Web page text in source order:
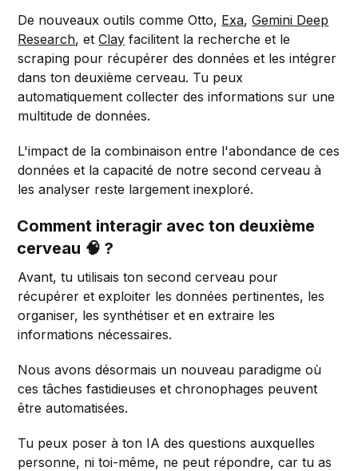
De nouveaux outils comme Otto, Exa,Gemini Deep
Research, etClay facilitent la recherche et le
scraping pour récupérer des données et les intégrer
dans ton deuxième cerveau. Tu peux
automatiquement collecter des informations sur une
multitude de données.
L'impact de la combinaison entre l'abondance de ces
données et la capacité de notre second cerveau à
les analyser reste largement inexploré.
Comment interagir avec ton deuxième
cerveau 🧠 ?
Avant, tu utilisais ton second cerveau pour
récupérer et exploiter les données pertinentes, les
organiser, les synthétiser et en extraire les
informations nécessaires.
Nous avons désormais un nouveau paradigme où
ces tâches fastidieuses et chronophages peuvent
être automatisées.
Tu peux poser à ton IA des questions auxquelles
personne, ni toi-même, ne peut répondre, car tu as